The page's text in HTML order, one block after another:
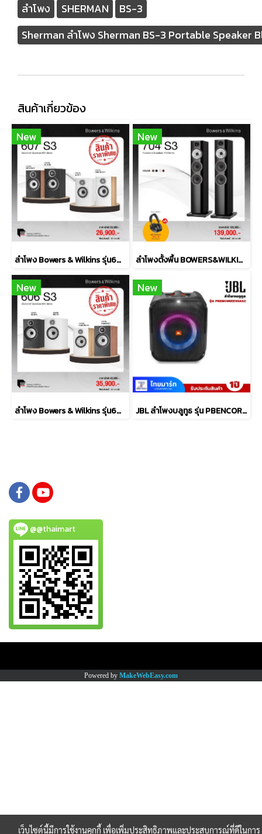
ลำโพง SHERMAN
BS-3
Sherman ลำโพง Sherman BS-3 Portable Speaker
สินค้าเกี่ยวข้อง
New
ลำโพง Bowers & Wilkins รุ่น607 S3
New
ลำโพงตั้งพื้น BOWERS&WILKINS รุ่น 704 S3
New
ลำโพง Bowers & Wilkins รุ่น606 S3
New
JBL ลำโพงบลูทูธ รุ่น PBENCOREESSAS2-Black
@@thaimart
Powered by MakeWebEasy.com
เว็บไซต์นี้มีการใช้งานคุกกี้ เพื่อเพิ่มประสิทธิภาพและประสบการณ์ที่ดีในการ